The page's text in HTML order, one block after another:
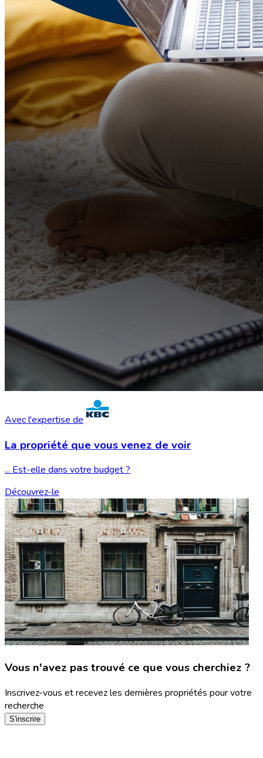
Avec l'expertise de
La propriété que vousvenez de voir
... Est-elle dans votre budget ?
Découvrez-le
Vous n'avez pas trouvé ce que vous cherchiez ?
Inscrivez-vous et recevez les dernières propriétés pour votre
recherche
S'inscrire